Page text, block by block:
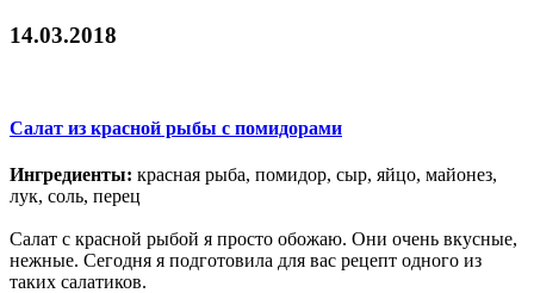
14.03.2018
Салат из красной рыбы с помидорами
Ингредиенты: красная рыба, помидор, сыр, яйцо, майонез,
лук, соль, перец
Салат с красной рыбой я просто обожаю. Они очень вкусные,
нежные. Сегодня я подготовила для вас рецепт одного из
таких салатиков.